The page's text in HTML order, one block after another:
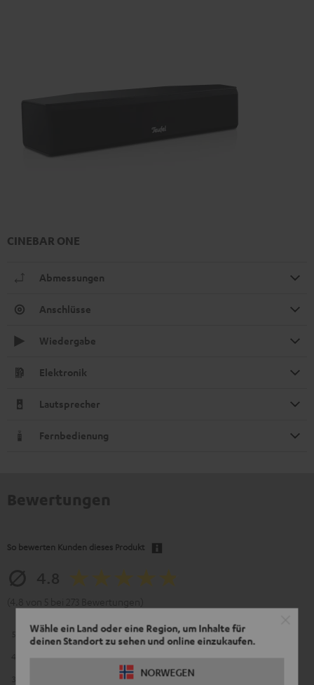
Wähle ein Land oder eine Region, um Inhalte für
deinen Standort zu sehen und online einzukaufen.
NORWEGEN
CINEBAR ONE
Abmessungen
Anschlüsse
Wiedergabe
Elektronik
Lautsprecher
Fernbedienung
So bewerten Kunden dieses Produkt
227
6